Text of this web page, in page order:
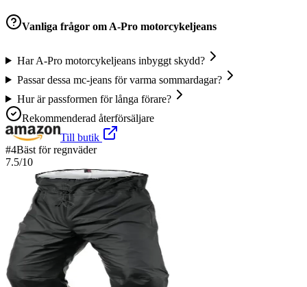
Vanliga frågor omA-Pro motorcykeljeans
Har A-Pro motorcykeljeans inbyggt skydd?
Passar dessa mc-jeans för varma sommardagar?
Hur är passformen för långa förare?
Rekommenderad återförsäljare
Till butik
#4Bäst för regnväder
7.5/10